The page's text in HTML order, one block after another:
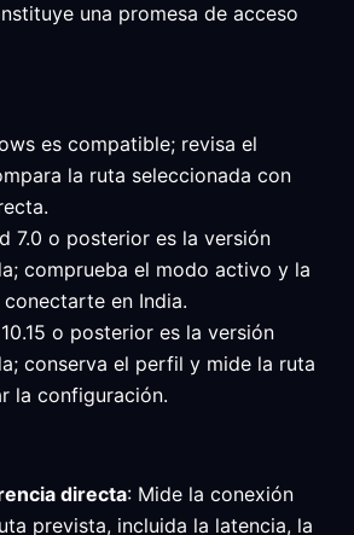
una promesa de acceso
es compatible; revisa el
la ruta seleccionada con
7.0 o posterior es la versión
comprueba el modo activo y la
en India.
o posterior es la versión
conserva el perfil y mide la ruta
la configuración.
directa: Mide la conexión
prevista, incluida la latencia, la